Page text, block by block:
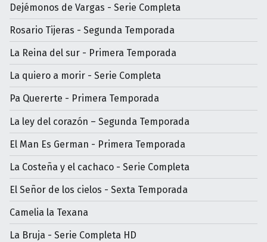
Dejémonos de Vargas - Serie Completa
Rosario Tijeras - Segunda Temporada
La Reina del sur - Primera Temporada
La quiero a morir - Serie Completa
Pa Quererte - Primera Temporada
La ley del corazón – Segunda Temporada
El Man Es German - Primera Temporada
La Costeña y el cachaco - Serie Completa
El Señor de los cielos - Sexta Temporada
Camelia la Texana
La Bruja - Serie Completa HD